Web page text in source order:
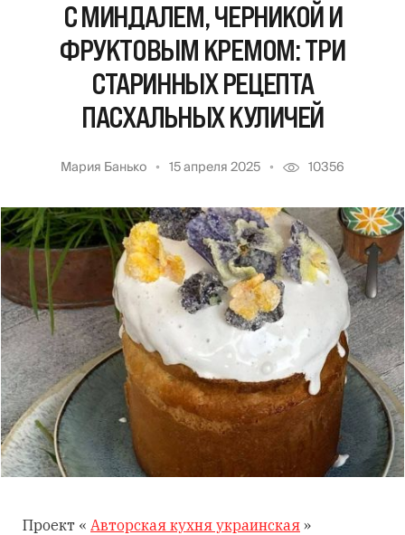
С МИНДАЛЕМ, ЧЕРНИКОЙ И
ФРУКТОВЫМ КРЕМОМ: ТРИ
СТАРИННЫХ РЕЦЕПТА
ПАСХАЛЬНЫХ КУЛИЧЕЙ
Мария Банько 15 апреля 2025 10356
Проект « Авторская кухня украинская »